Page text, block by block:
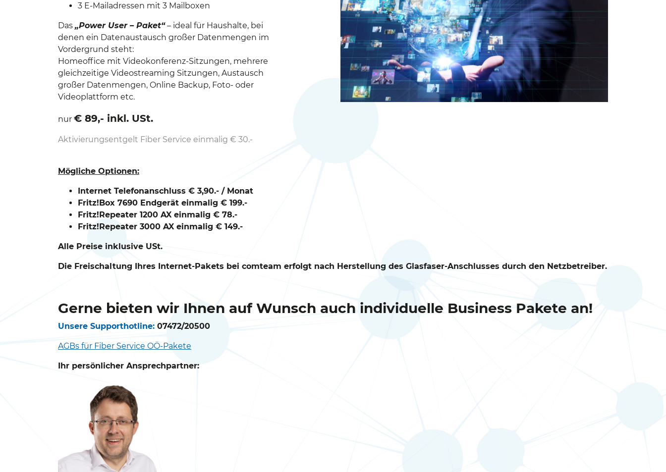
3 E-Mailadressen mit 3 Mailboxen
Das „Power User – Paket“– ideal für Haushalte, bei
denen ein Datenaustausch großer Datenmengen im
Vordergrund steht:
Homeoffice mit Videokonferenz-Sitzungen, mehrere
gleichzeitige Videostreaming Sitzungen, Austausch
großer Datenmengen, Online Backup, Foto- oder
Videoplattform etc.
nur € 89,- inkl. USt.
Aktivierungsentgelt Fiber Service einmalig € 30.-
Mögliche Optionen:
Internet Telefonanschluss € 3,90.- / Monat
Fritz!Box 7690 Endgerät einmalig € 199.-
Fritz!Repeater 1200 AX einmalig € 78.-
Fritz!Repeater 3000 AX einmalig € 149.-
Alle Preise inklusive USt.
Die Freischaltung Ihres Internet-Pakets bei comteam erfolgt nach Herstellung des Glasfaser-Anschlusses durch den Netzbetreiber.
Gerne bieten wir Ihnen auf Wunsch auch individuelle Business Pakete an!
Unsere Supporthotline: 07472/20500
AGBs für Fiber Service OÖ-Pakete
Ihr persönlicher Ansprechpartner: